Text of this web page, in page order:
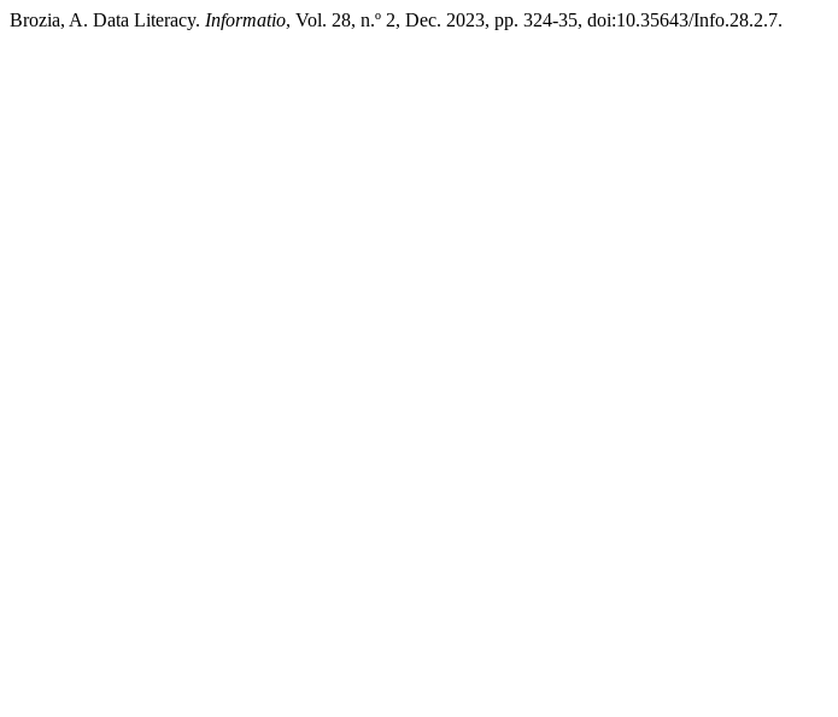
Brozia, A. Data Literacy. Informatio, Vol. 28, n.º 2, Dec. 2023, pp. 324-35, doi:10.35643/Info.28.2.7.